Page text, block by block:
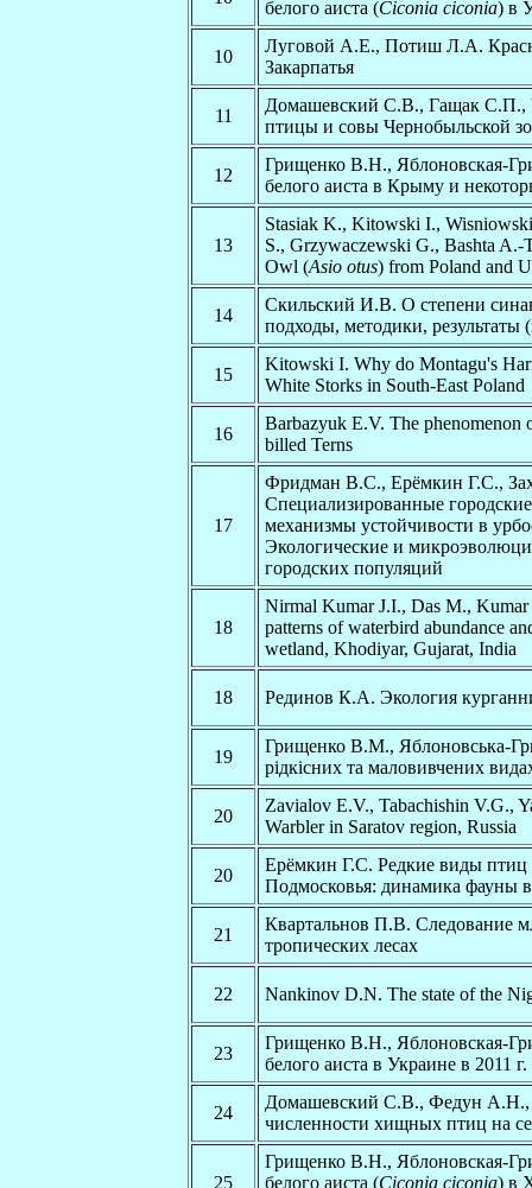
белого аиста (Ciconia ciconia) в
10
Луговой А.Е., Потиш Л.А.
Закарпатья
11
Домашевский С.В., Гащак
птицы и совы Чернобыльской
12
Грищенко В.Н., Яблоновская-
белого аиста в Крыму и
13
Stasiak K., Kitowski I.,
S., Grzywaczewski G., Bashta
Owl (Asio otus) from Poland and
14
Скильский И.В. О степени
подходы, методики,
15
Kitowski I. Why do Montagu's
White Storks in South-East Poland
16
Barbazyuk E.V. The
billed Terns
17
Фридман В.С., Ерёмкин Г.С.,
Специализированные
механизмы устойчивости в
Экологические и
городских популяций
18
Nirmal Kumar J.I., Das M., Kumar
patterns of waterbird abundance
wetland, Khodiyar, Gujarat, India
18 Рединов К.А. Экология
19
Грищенко В.М., Яблоновська-
рідкісних та маловивчених
20
Zavialov E.V., Tabachishin V.G.,
Warbler in Saratov region, Russia
20
Ерёмкин Г.С. Редкие виды
Подмосковья: динамика фауны в
21
Квартальнов П.В. Следование
тропических лесах
22 Nankinov D.N. The state of the
23
Грищенко В.Н., Яблоновская-
белого аиста в Украине в 2011 г.
24
Домашевский С.В., Федун А.Н.,
численности хищных птиц на
25
Грищенко В.Н., Яблоновская-
белого аиста (Ciconia ciconia) в